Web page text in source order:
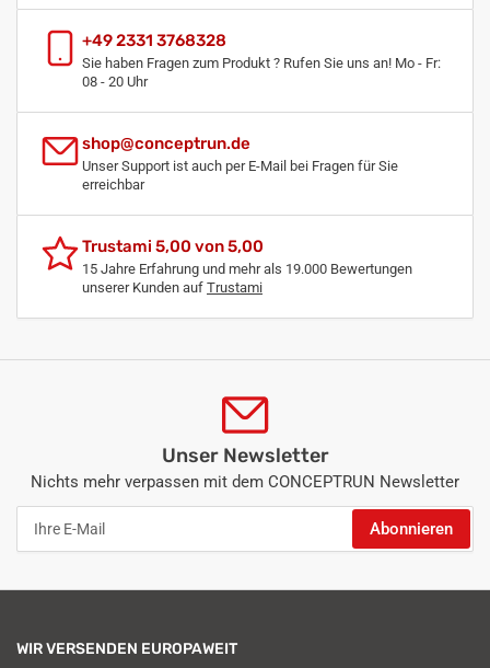
+49 2331 3768328
Sie haben Fragen zum Produkt ? Rufen Sie uns an! Mo - Fr:
08 - 20 Uhr
shop@conceptrun.de
Unser Support ist auch per E-Mail bei Fragen für Sie
erreichbar
Trustami 5,00 von 5,00
15 Jahre Erfahrung und mehr als 19.000 Bewertungen
unserer Kunden auf Trustami
Unser Newsletter
Nichts mehr verpassen mit dem CONCEPTRUN Newsletter
Mail
Abonnieren
WIR VERSENDEN EUROPAWEIT